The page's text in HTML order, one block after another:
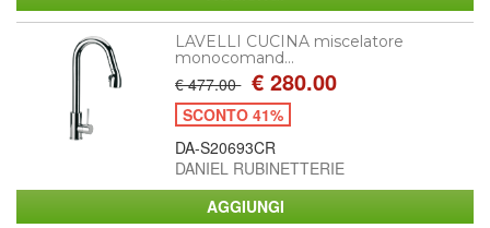
LAVELLI CUCINA miscelatore
monocomand...
€ 477.00 € 280.00
SCONTO 41%
DA-S20693CR
DANIEL RUBINETTERIE